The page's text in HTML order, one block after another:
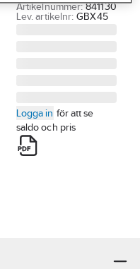
Artikelnummer: 841130
Lev. artikelnr: GBX45
Logga in för att se
saldo och pris